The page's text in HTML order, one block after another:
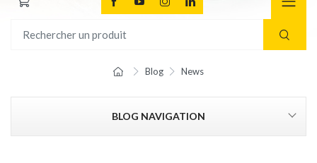
Blog News
BLOG NAVIGATION